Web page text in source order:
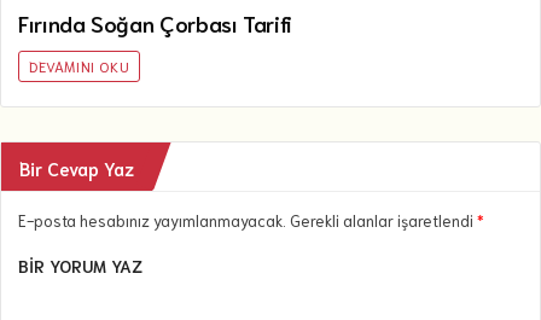
Fırında Soğan Çorbası Tarifi
DEVAMINI OKU
Bir Cevap Yaz
E-posta hesabınız yayımlanmayacak. Gerekli alanlar işaretlendi *
BIR YORUM YAZ